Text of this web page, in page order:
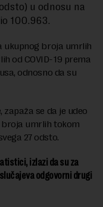
u odnosu na
100.963.
ukupnog broja umrlih
od COVID-19 prema
odnosno da su
se da je udeo
broja umrlih tokom
27 odsto.
izlazi da su za
odgovorni drugi